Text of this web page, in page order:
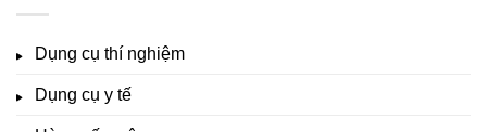
Dụng cụ thí nghiệm
Dụng cụ y tế